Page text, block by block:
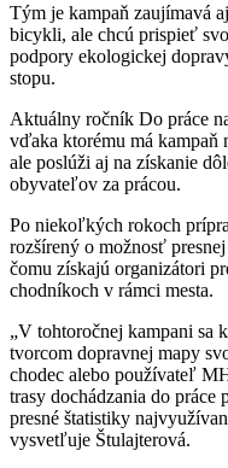
Tým je kampaň zaujímavá
bicykli, ale chcú prispieť
podpory ekologickej
stopu.
Aktuálny ročník Do práce
vďaka ktorému má kampaň
ale poslúži aj na získanie
obyvateľov za prácou.
Po niekoľkých rokoch
rozšírený o možnosť
čomu získajú organizátori
chodníkoch v rámci mesta.
„V tohtoročnej kampani sa
tvorcom dopravnej mapy
chodec alebo používateľ
trasy dochádzania do
presné štatistiky
vysvetľuje Štulajterová.